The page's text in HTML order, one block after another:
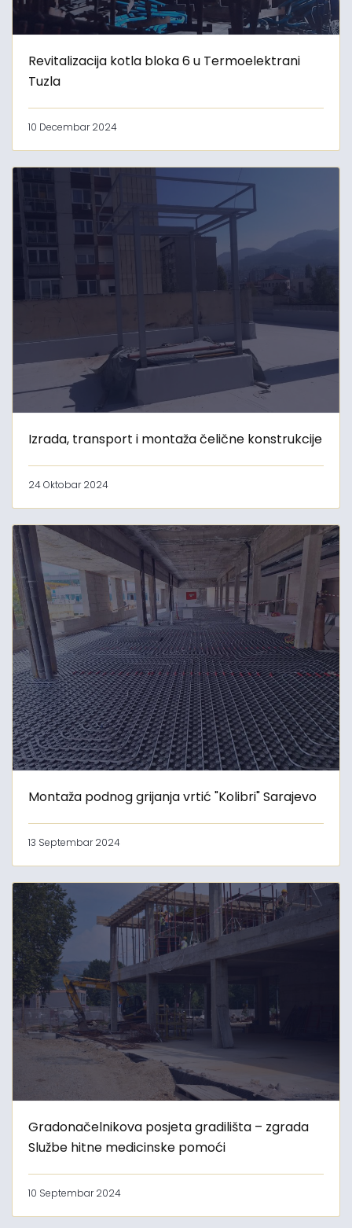
Revitalizacija kotla bloka 6 u Termoelektrani
Tuzla
10 Decembar 2024
Izrada, transport i montaža čelične konstrukcije
24 Oktobar 2024
Montaža podnog grijanja vrtić "Kolibri" Sarajevo
13 Septembar 2024
Gradonačelnikova posjeta gradilišta – zgrada
Službe hitne medicinske pomoći
10 Septembar 2024